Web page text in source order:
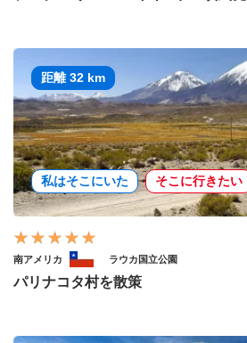
距離 32 km
私はそこにいた そこに行きたい
南アメリカ ラウカ国立公園
パリナコタ村を散策